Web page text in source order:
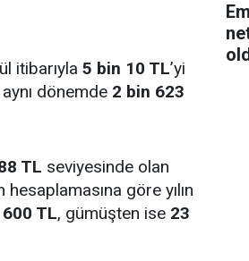
itibarıyla 5 bin 10 TL’yi
aynı dönemde 2 bin 623
TL seviyesinde olan
hesaplamasına göre yılın
TL, gümüşten ise 23